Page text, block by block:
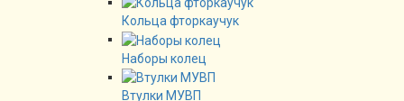
Кольца фторкаучук
Наборы колец
Втулки МУВП